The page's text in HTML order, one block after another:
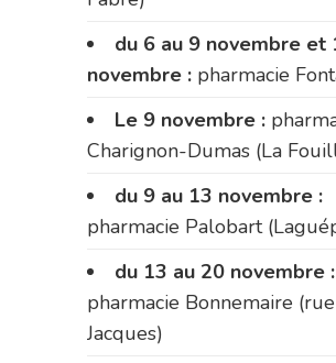
du 6 au 9 novembre et
novembre : pharmacie
Le 9 novembre :
Charignon-Dumas (La
du 9 au 13 novembre :
pharmacie Palobart
du 13 au 20 novembre :
pharmacie Bonnemaire
Jacques)